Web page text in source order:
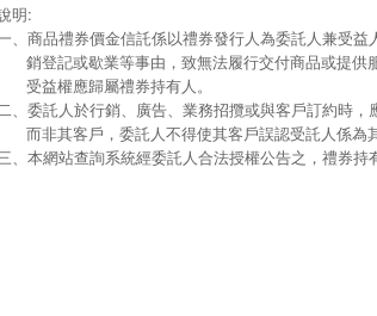
明:
、商品禮券價金信託係以禮券發行人為委託人兼受
銷登記或歇業等事由，致無法履行交付商品或提
受益權應歸屬禮券持有人。
、委託人於行銷、廣告、業務招攬或與客戶訂約時
而非其客戶，委託人不得使其客戶誤認受託人係為
、本網站查詢系統經委託人合法授權公告之，禮券持